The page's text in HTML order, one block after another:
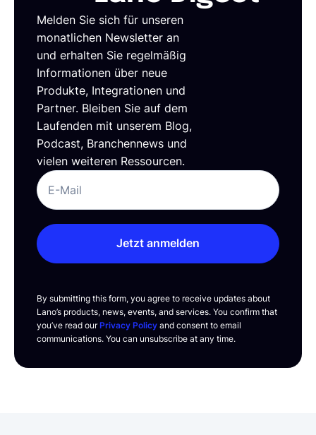
Melden Sie sich für unseren
monatlichen Newsletter an
und erhalten Sie regelmäßig
Informationen über neue
Produkte, Integrationen und
Partner. Bleiben Sie auf dem
Laufenden mit unserem Blog,
Podcast, Branchennews und
vielen weiteren Ressourcen.
Jetzt anmelden
By submitting this form, you agree to receive updates about
Lano’s products, news, events, and services. You confirm that
you’ve read ourPrivacy Policy and consent to email
communications. You can unsubscribe at any time.